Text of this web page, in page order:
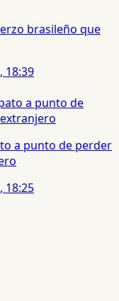
brasileño que
18:39
a punto de perder
18:25